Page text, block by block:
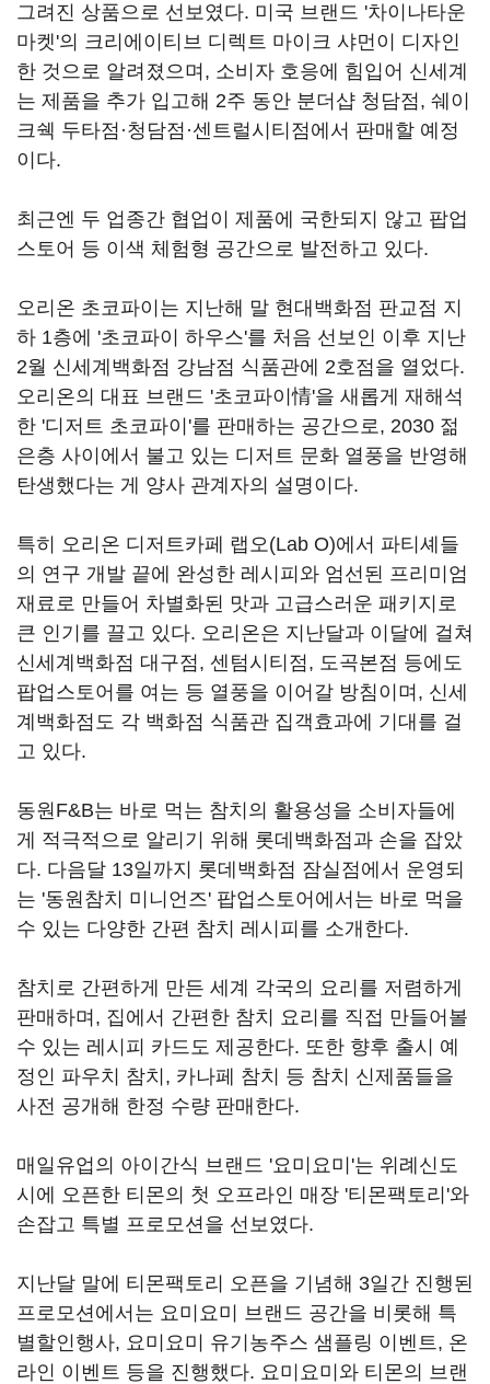
그려진 상품으로 선보였다. 미국 브랜드 '차이나타운
마켓'의 크리에이티브 디렉트 마이크 샤먼이 디자인
한 것으로 알려졌으며, 소비자 호응에 힘입어 신세계
는 제품을 추가 입고해 2주 동안 분더샵 청담점, 쉐이
크쉑 두타점·청담점·센트럴시티점에서 판매할 예정
이다.
최근엔 두 업종간 협업이 제품에 국한되지 않고 팝업
스토어 등 이색 체험형 공간으로 발전하고 있다.
오리온 초코파이는 지난해 말 현대백화점 판교점 지
하 1층에 '초코파이 하우스'를 처음 선보인 이후 지난
2월 신세계백화점 강남점 식품관에 2호점을 열었다.
오리온의 대표 브랜드 '초코파이情'을 새롭게 재해석
한 '디저트 초코파이'를 판매하는 공간으로, 2030 젊
은층 사이에서 불고 있는 디저트 문화 열풍을 반영해
탄생했다는 게 양사 관계자의 설명이다.
특히 오리온 디저트카페 랩오(Lab O)에서 파티셰들
의 연구 개발 끝에 완성한 레시피와 엄선된 프리미엄
재료로 만들어 차별화된 맛과 고급스러운 패키지로
큰 인기를 끌고 있다. 오리온은 지난달과 이달에 걸쳐
신세계백화점 대구점, 센텀시티점, 도곡본점 등에도
팝업스토어를 여는 등 열풍을 이어갈 방침이며, 신세
계백화점도 각 백화점 식품관 집객효과에 기대를 걸
고 있다.
동원F&B는 바로 먹는 참치의 활용성을 소비자들에
게 적극적으로 알리기 위해 롯데백화점과 손을 잡았
다. 다음달 13일까지 롯데백화점 잠실점에서 운영되
는 '동원참치 미니언즈' 팝업스토어에서는 바로 먹을
수 있는 다양한 간편 참치 레시피를 소개한다.
참치로 간편하게 만든 세계 각국의 요리를 저렴하게
판매하며, 집에서 간편한 참치 요리를 직접 만들어볼
수 있는 레시피 카드도 제공한다. 또한 향후 출시 예
정인 파우치 참치, 카나페 참치 등 참치 신제품들을
사전 공개해 한정 수량 판매한다.
매일유업의 아이간식 브랜드 '요미요미'는 위례신도
시에 오픈한 티몬의 첫 오프라인 매장 '티몬팩토리'와
손잡고 특별 프로모션을 선보였다.
지난달 말에 티몬팩토리 오픈을 기념해 3일간 진행된
프로모션에서는 요미요미 브랜드 공간을 비롯해 특
별할인행사, 요미요미 유기농주스 샘플링 이벤트, 온
라인 이벤트 등을 진행했다. 요미요미와 티몬의 브랜